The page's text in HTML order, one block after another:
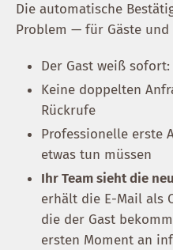
Die automatische
Problem — für Gäste und
Der Gast weiß
Keine doppelten
Rückrufe
Professionelle erste
etwas tun müssen
Ihr Team sieht die
erhält die E-Mail als
die der Gast
ersten Moment an